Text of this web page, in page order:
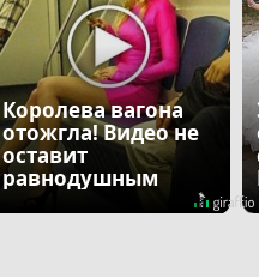
Королева вагона
отожгла! Видео не
оставит
равнодушным